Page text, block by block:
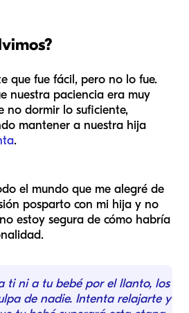
que fue fácil, pero no lo fue.
nuestra paciencia era muy
no dormir lo suficiente,
mantener a nuestra hija
.
el mundo que me alegré de
posparto con mi hija y no
estoy segura de cómo habría
ti ni a tu bebé por el llanto, los
de nadie. Intenta relajarte y